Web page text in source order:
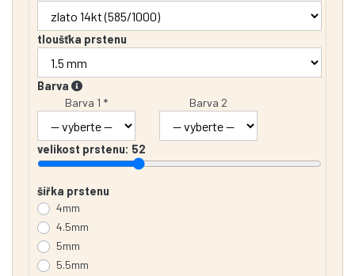
tloušťka prstenu
Barva
Barva 1 *
Barva 2
velikost prstenu: 52
šířka prstenu
4mm
4.5mm
5mm
5.5mm